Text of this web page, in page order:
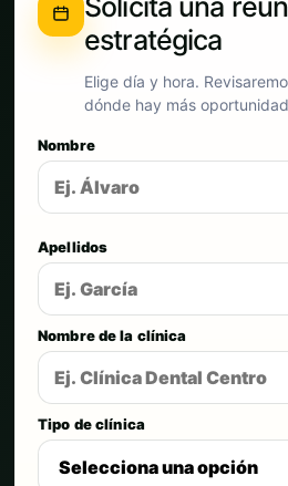
estratégica
Elige día y hora.
dónde hay más
Nombre
Apellidos
Nombre de la clínica
Tipo de clínica